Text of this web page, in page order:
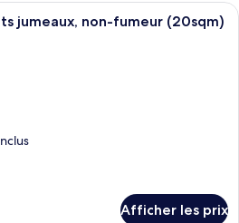
Couette en duvet, coffre-fort, bureau
jumeaux, non-fumeur (20sqm)
Afficher les prix